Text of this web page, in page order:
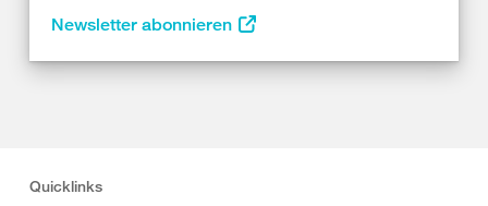
Newsletter abonnieren
Quicklinks